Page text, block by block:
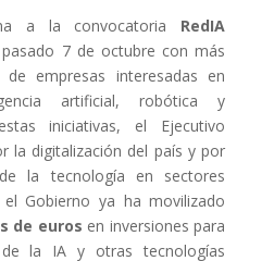
a la convocatoria RedIA
7 de octubre con más
de empresas interesadas en
artificial, robótica y
iniciativas, el Ejecutivo
la digitalización del país y por
la tecnología en sectores
Gobierno ya ha movilizado
de euros en inversiones para
la IA y otras tecnologías